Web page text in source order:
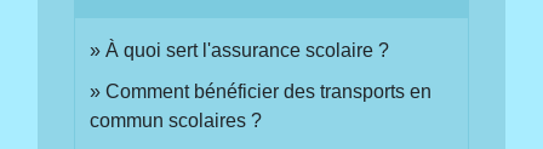
À quoi sert l'assurance scolaire ?
Comment bénéficier des transports en
commun scolaires ?